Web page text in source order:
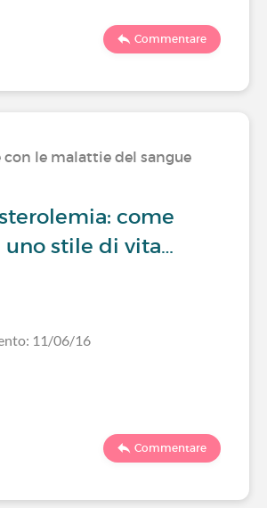
Commentare
con le malattie del sangue
come
uno stile di vita…
11/06/16
Commentare